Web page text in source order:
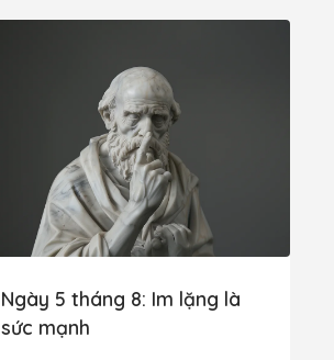
Ngày 5 tháng 8: Im lặng là
sức mạnh